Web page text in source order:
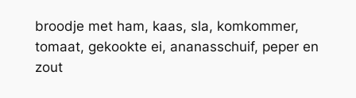
n
t
a
broodje met ham, kaas, sla, komkommer,
tomaat, gekookte ei, ananasschuif, peper en
zout